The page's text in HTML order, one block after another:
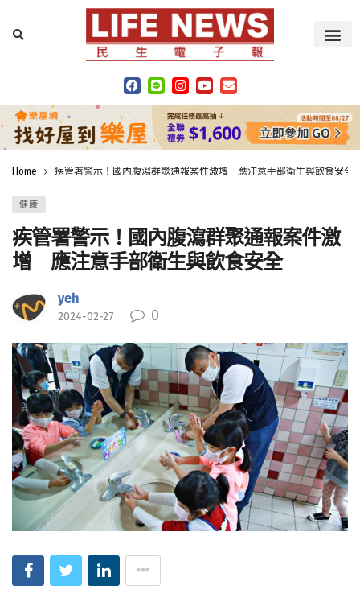
Home 疾管署警示！國內腹瀉群聚通報案件激增 應注意手部衛生與飲食安全
健康
疾管署警示！國內腹瀉群聚通報案件激
增 應注意手部衛生與飲食安全
yeh
2024-02-27 0